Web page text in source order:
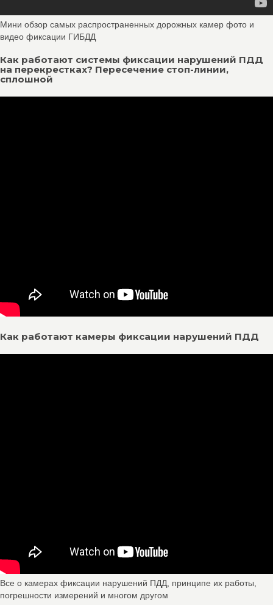
Мини обзор самых распространенных дорожных камер фото и
видео фиксации ГИБДД
Как работают системы фиксации нарушений ПДД
на перекрестках? Пересечение стоп-линии,
сплошной
Как работают камеры фиксации нарушений ПДД
Все о камерах фиксации нарушений ПДД, принципе их работы,
погрешности измерений и многом другом